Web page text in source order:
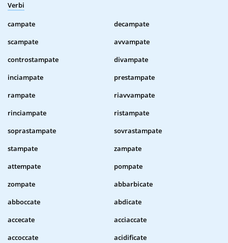
Verbi
campate
decampate
scampate
avvampate
controstampate
divampate
inciampate
prestampate
rampate
riavvampate
rinciampate
ristampate
soprastampate
sovrastampate
stampate
zampate
attempate
pompate
zompate
abbarbicate
abboccate
abdicate
accecate
acciaccate
accoccate
acidificate